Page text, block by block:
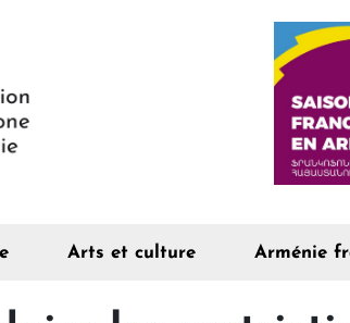
Arts et culture Arménie